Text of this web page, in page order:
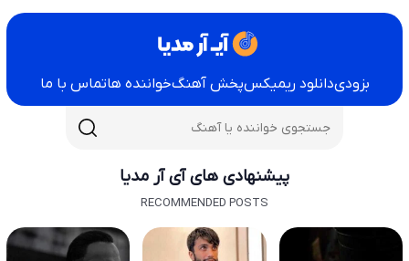
بزودیدانلود ریمیکسپخش آهنگخواننده هاتماس با ما
پیشنهادی های آی آر مدیا
RECOMMENDED POSTS